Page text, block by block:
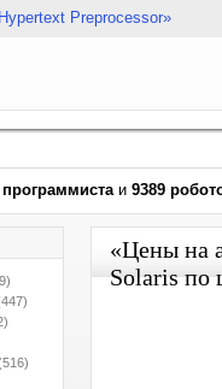
Preprocessor»
программистаи 9389
«Цены на
Solaris по